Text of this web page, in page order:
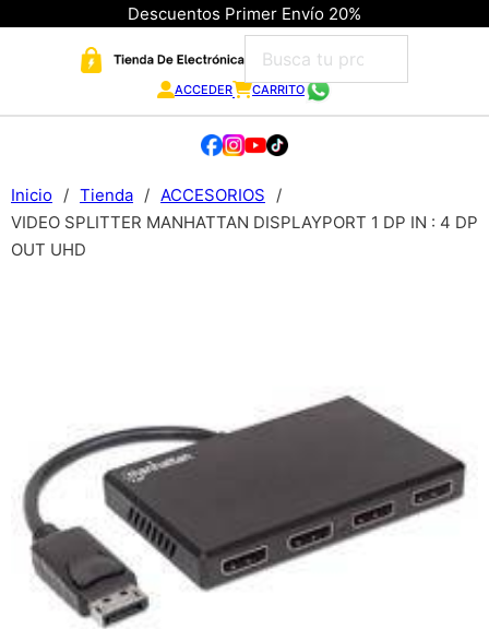
Descuentos Primer Envío 20%
ACCEDER CARRITO
Inicio / Tienda / ACCESORIOS
/
VIDEO SPLITTER MANHATTAN DISPLAYPORT 1 DP IN : 4 DP
OUT UHD